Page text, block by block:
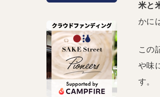
米と
かに
この
や味
す。